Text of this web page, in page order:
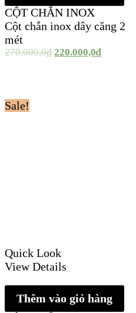
CỘT CHẮN INOX
Cột chắn inox dây căng 2
mét
270.000,0₫ 220.000,0₫
Sale!
Quick Look
View Details
Thêm vào giỏ hàng